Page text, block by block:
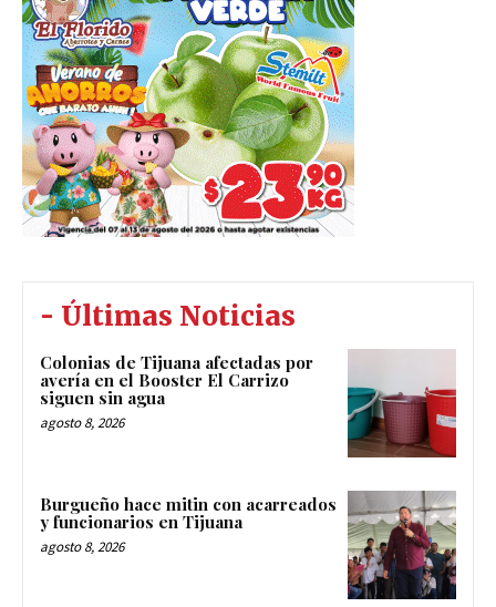
- Últimas Noticias
Colonias de Tijuana afectadas por
avería en el Booster El Carrizo
siguen sin agua
agosto 8, 2026
Burgueño hace mitin con acarreados
y funcionarios en Tijuana
agosto 8, 2026